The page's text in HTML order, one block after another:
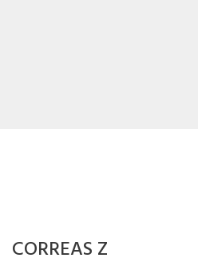
CORREAS Z